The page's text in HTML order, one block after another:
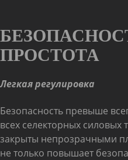
ПРОСТОТА
Легкая регулировка
Безопасность превыше
всех селекторных
закрыты непрозрачными
не только повышает